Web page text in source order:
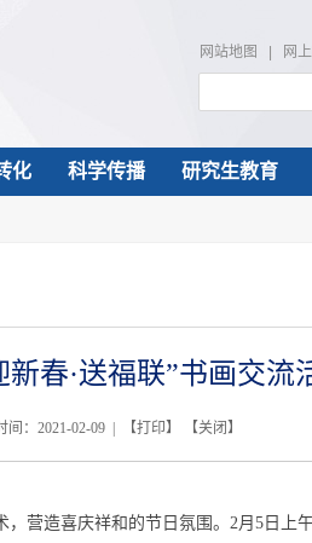
网站地图 网
化 科学传播 研究生教育
春·送福联”书画交流
间：2021-02-09 | 【打印】 【关闭 】
营造喜庆祥和的节日氛围。 2月 5日上